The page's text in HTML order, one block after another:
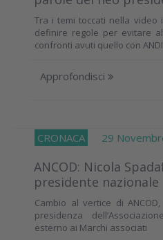
Tra i temi toccati nella video
definire regole per evitare
confronti avuti quello con ANDI
Approfondisci
CRONACA 29
ANCOD: Nicola
presidente nazionale
Cambio al vertice di
presidenza
esterno ai Marchi associati